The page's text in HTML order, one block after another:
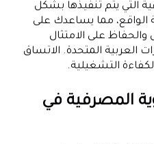
التي يتم تنفيذها بشكل
مما يساعدك على
والحفاظ على الامتثال
العربية المتحدة. الاتساق
التشغيلية.
المصرفية في